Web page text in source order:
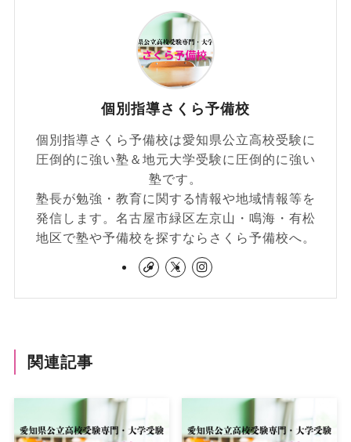
個別指導さくら予備校
個別指導さくら予備校は愛知県公立高校受験に
圧倒的に強い塾＆地元大学受験に圧倒的に強い
塾です。
塾長が勉強・教育に関する情報や地域情報等を
発信します。名古屋市緑区左京山・鳴海・有松
地区で塾や予備校を探すならさくら予備校へ。
関連記事